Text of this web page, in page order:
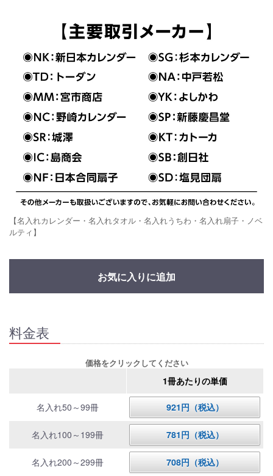
【名入れカレンダー・名入れタオル・名入れうちわ・名入れ扇子・ノベ
ルティ】
お気に入りに追加
料金表
価格をクリックしてください
1冊あたりの単価
名入れ50～99冊 921円（税込）
名入れ100～199冊 781円（税込）
名入れ200～299冊 708円（税込）